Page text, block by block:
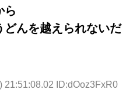
ら
どんを越えられないだ
21:51:08.02 ID:dOoz3FxR0